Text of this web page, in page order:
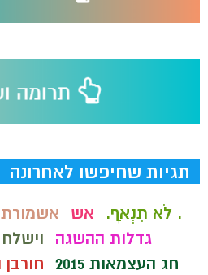
תגיות שחיפשו לאחרונה
. לֹא תִנְאָף. אש
גדלות ההשגה
וישלח
חג העצמאות 2015